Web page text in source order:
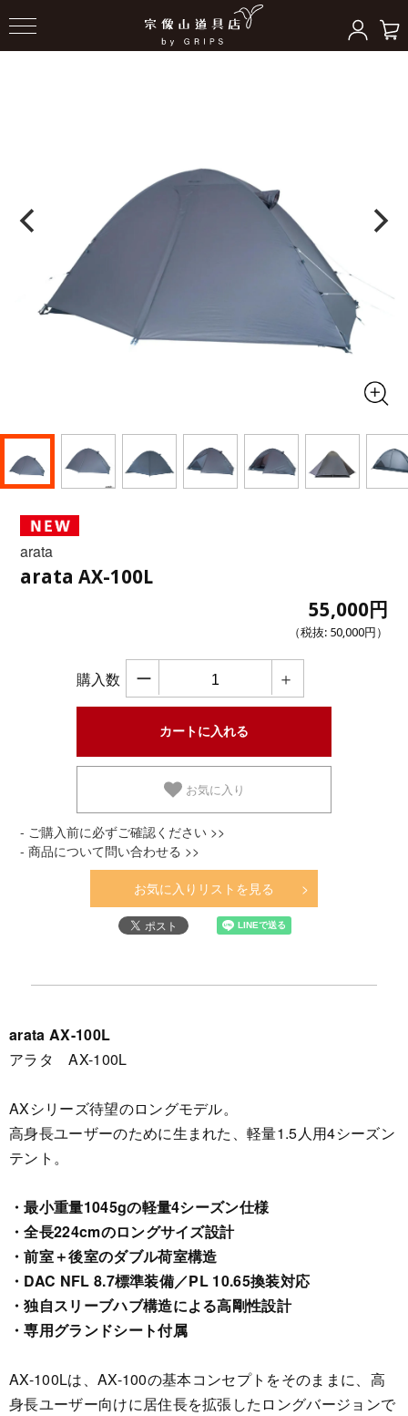
ドーム型テント
arata
arata AX-100L
55,000円
（税抜: 50,000円 ）
購入数 ー ＋
お気に入り
- ご購入前に必ずご確認ください >>
- 商品について問い合わせる >>
お気に入りリストを見る
arata AX-100L
アラタ AX-100L
AXシリーズ待望のロングモデル。
高身長ユーザーのために生まれた、軽量1.5人用4シーズン
テント。
・最小重量1045gの軽量4シーズン仕様
・全長224cmのロングサイズ設計
・前室＋後室のダブル荷室構造
・DAC NFL 8.7標準装備／PL 10.65換装対応
・独自スリーブハブ構造による高剛性設計
・専用グランドシート付属
AX-100Lは、AX-100の基本コンセプトをそのままに、高
身長ユーザー向けに居住長を拡張したロングバージョンで